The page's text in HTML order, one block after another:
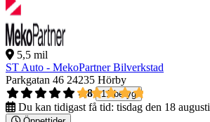
5,5 mil
ST Auto - MekoPartner Bilverkstad
Parkgatan 46 24235 Hörby
4,8
11 betyg
Du kan tidigast få tid: tisdag den 18 augusti